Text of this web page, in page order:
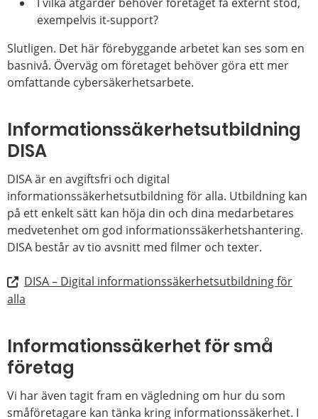
exempelvis it-support?
Slutligen. Det här förebyggande arbetet kan ses som en
basnivå. Överväg om företaget behöver göra ett mer
omfattande cybersäkerhetsarbete.
Informationssäkerhetsutbildning
DISA
DISA är en avgiftsfri och digital
informationssäkerhetsutbildning för alla. Utbildning kan
på ett enkelt sätt kan höja din och dina medarbetares
medvetenhet om god informationssäkerhetshantering.
DISA består av tio avsnitt med filmer och texter.
DISA – Digital informationssäkerhetsutbildning för
alla
Informationssäkerhet för små
företag
Vi har även tagit fram en vägledning om hur du som
småföretagare kan tänka kring informationssäkerhet. I